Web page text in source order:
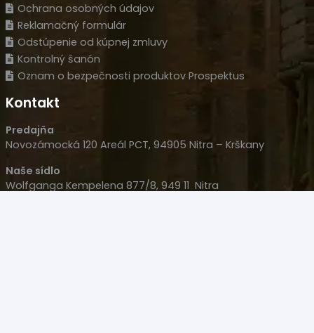
Ochrana osobných údajov
Reklamačný formulár
Odstúpenie od kúpnej zmluvy
Kontrolný šanón
Oznam o bezpečnosti produktov Prospektus
Kontakt
Predajňa
Novozámocká 120 Areál PCT, 94905 Nitra – Krškany
Naše sídlo
Wolfganga Kempelena 877/8, 949 11 Nitra